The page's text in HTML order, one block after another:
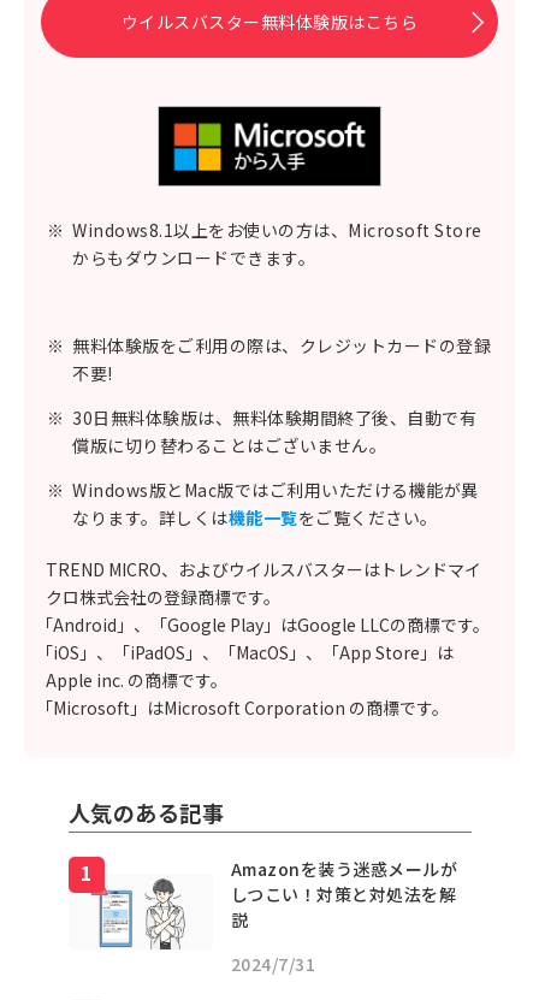
ウイルスバスター無料体験版はこちら
※ Windows8.1以上をお使いの方は、Microsoft Store
からもダウンロードできます。
※ 無料体験版をご利用の際は、クレジットカードの登録
不要!
※ 30日無料体験版は、無料体験期間終了後、自動で有
償版に切り替わることはございません。
※ Windows版とMac版ではご利用いただける機能が異
なります。詳しくは機能一覧をご覧ください。
TREND MICRO、およびウイルスバスターはトレンドマイ
クロ株式会社の登録商標です。
「Android」、「Google Play」はGoogle LLCの商標です。
「iOS」、「iPadOS」、「MacOS」、「App Store」は
Apple inc. の商標です。
「Microsoft」はMicrosoft Corporation の商標です。
人気のある記事
Amazonを装う迷惑メールが
しつこい！対策と対処法を解
説
2024/7/31